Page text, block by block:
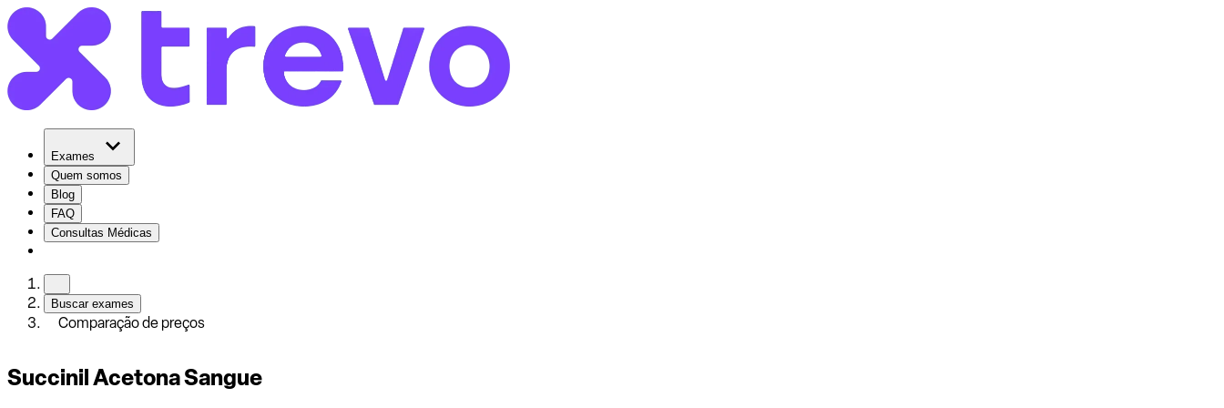
Exames
Quem somos
Blog
FAQ
Consultas Médicas
Buscar exames
Comparação de preços
Succinil Acetona Sangue